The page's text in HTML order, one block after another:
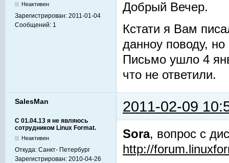
Неактивен
Зарегистрирован: 2011-01-04
Сообщений: 1
Добрый Вечер.
Кстати я Вам
данноу поводу, но
Письмо ушло 4
что не ответили.
SalesMan 2011-02-09
С 01.04.13 я не являюсь
сотрудником Linux Format.
Неактивен
Откуда: Санкт- Петербург
Зарегистрирован: 2010-04-26
Sora, вопрос с
http://